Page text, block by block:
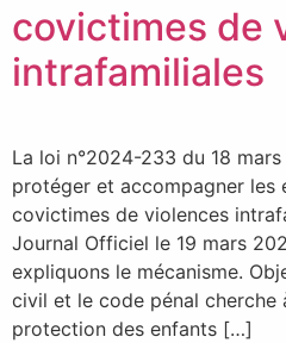
covictimes de
intrafamiliales
La loi n°2024-233 du 18
protéger et accompagner les
covictimes de violences
Journal Officiel le 19 mars
expliquons le mécanisme.
civil et le code pénal cherche
protection des enfants […]